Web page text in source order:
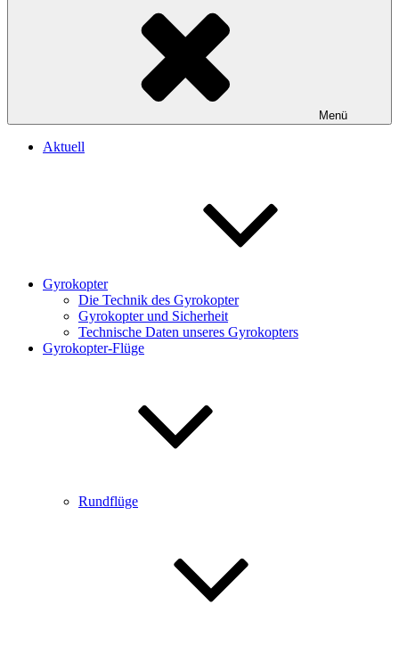
Menü
Aktuell
Gyrokopter
Die Technik des Gyrokopter
Gyrokopter und Sicherheit
Technische Daten unseres Gyrokopters
Gyrokopter-Flüge
Rundflüge